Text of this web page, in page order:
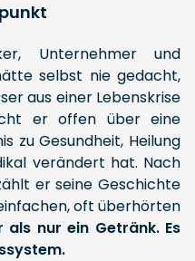
Unternehmer und
selbst nie gedacht,
aus einer Lebenskrise
er offen über eine
zu Gesundheit, Heilung
verändert hat. Nach
er seine Geschichte
oft überhörten
als nur ein Getränk. Es